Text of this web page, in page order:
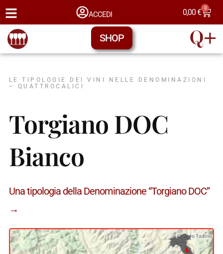
ACCEDI 0,00€ 0
SHOP
LE TIPOLOGIE DEI VINI NELLE DENOMINAZIONI
– QUATTROCALICI
Torgiano DOC
Bianco
Una tipologia della Denominazione “Torgiano DOC”
→